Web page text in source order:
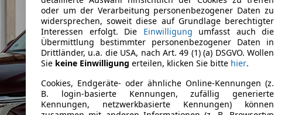
oder um der Verarbeitung personenbezogener Daten zu
widersprechen, soweit diese auf Grundlage berechtigter
Interessen erfolgt. Die Einwilligung umfasst auch die
Übermittlung bestimmter personenbezogener Daten in
Drittländer, u.a. die USA, nach Art. 49 (1) (a) DSGVO. Wollen
Sie keine Einwilligung erteilen, klicken Sie bitte hier.
Cookies, Endgeräte- oder ähnliche Online-Kennungen (z.
B. login-basierte Kennungen, zufällig generierte
Kennungen, netzwerkbasierte Kennungen) können